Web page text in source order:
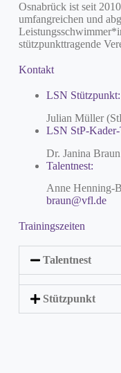
Osnabrück ist seit
umfangreichen und
stützpunkttragende
Kontakt
LSN Stützpunkt:
Julian Müller
LSN StP-
Dr. Janina
Talentnest:
Anne Henning-
braun@vfl.de
Trainingszeiten
Talentnest
Stützpunkt